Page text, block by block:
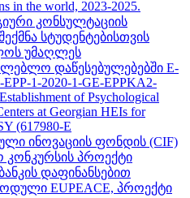
in the world, 2023-2025.
კონსულტაციის
სტუდენტებისთვის
უმაღლეს
დაწესებულებებში E-
EPP-1-2020-1-GE-EPPKA2-
of Psychological
at Georgian HEIs for
(617980-E
ინოვაციის ფონდის (CIF)
კონკურსის პროექტი
დაფინანსებით
EUPEACE, პროექტი